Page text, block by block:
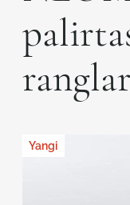
ranglar
Yangi